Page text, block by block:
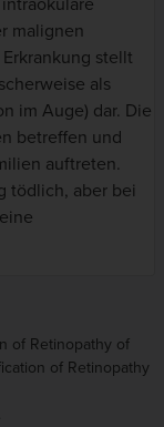
malignen
stellt
als
im Auge) dar. Die
betreffen und
auftreten.
tödlich, aber bei
of Retinopathy of
of Retinopathy